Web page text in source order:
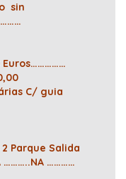
sin
Euros……………
C/ guia
Parque Salida
………..NA …………